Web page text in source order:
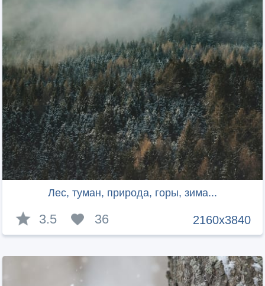
Лес, туман, природа, горы, зима...
2160x3840
3.5 36